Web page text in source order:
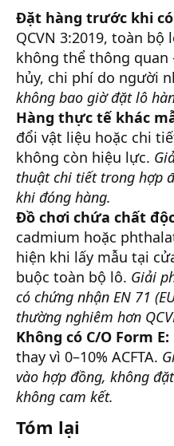
Đặt hàng trước khi có
QCVN 3:2019, toàn
không thể thông
hủy, chi phí do người
không bao giờ đặt lô
Hàng thực tế khác
đổi vật liệu hoặc chi
không còn hiệu lực.
thuật chi tiết trong hợp
khi đóng hàng.
Đồ chơi chứa chất
cadmium hoặc
hiện khi lấy mẫu tại
buộc toàn bộ lô. Giải
có chứng nhận EN 71
thường nghiêm hơn
Không có C/O Form E:
thay vì 0–10% ACFTA.
vào hợp đồng, không
không cam kết.
Tóm lại